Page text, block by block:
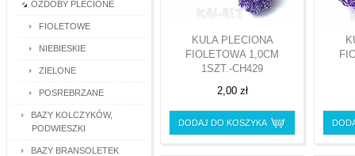
OZDOBY PLECIONE
FIOLETOWE
NIEBIESKIE
ZIELONE
POSREBRZANE
BAZY KOLCZYKÓW,
PODWIESZKI
BAZY BRANSOLETEK
KULA PLECIONA
FIOLETOWA 1,0CM
1SZT.-CH429
2,00 zł
DODAJ DO KOSZYKA